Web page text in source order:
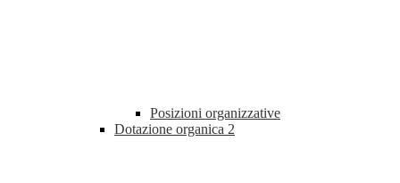
Posizioni organizzative
Dotazione organica 2